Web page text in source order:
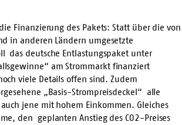
Finanzierung des Pakets: Statt über die von
in anderen Ländern umgesetzte
das deutsche Entlastungspaket unter
am Strommarkt finanziert
viele Details offen sind. Zudem
„Basis-Strompreisdeckel“ alle
jene mit hohem Einkommen. Gleiches
den geplanten Anstieg des CO2-Preises